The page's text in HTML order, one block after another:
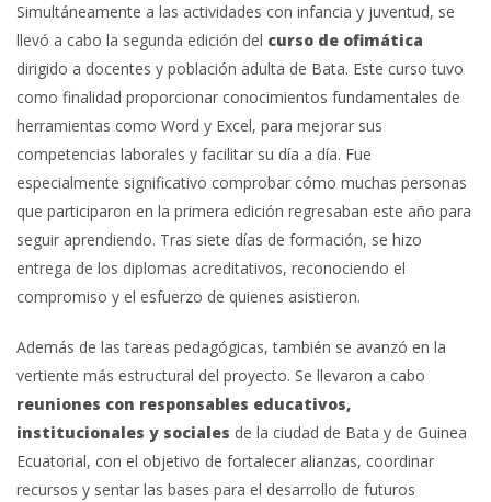
Simultáneamente a las actividades con infancia y juventud, se
llevó a cabo la segunda edición del curso de ofimática
dirigido a docentes y población adulta de Bata. Este curso tuvo
como finalidad proporcionar conocimientos fundamentales de
herramientas como Word y Excel, para mejorar sus
competencias laborales y facilitar su día a día. Fue
especialmente significativo comprobar cómo muchas personas
que participaron en la primera edición regresaban este año para
seguir aprendiendo. Tras siete días de formación, se hizo
entrega de los diplomas acreditativos, reconociendo el
compromiso y el esfuerzo de quienes asistieron.
Además de las tareas pedagógicas, también se avanzó en la
vertiente más estructural del proyecto. Se llevaron a cabo
reuniones con responsables educativos,
institucionales y sociales de la ciudad de Bata y de Guinea
Ecuatorial, con el objetivo de fortalecer alianzas, coordinar
recursos y sentar las bases para el desarrollo de futuros